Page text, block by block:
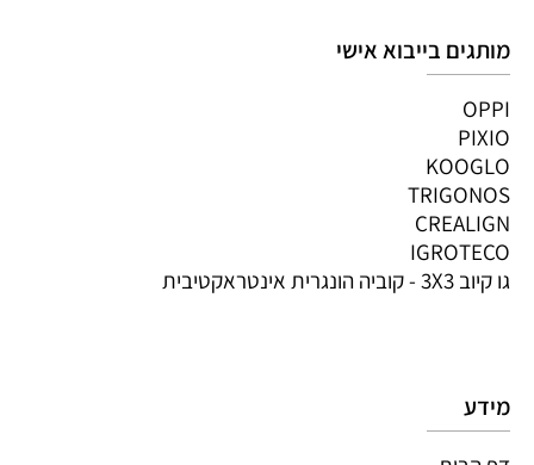
מותגים בייבוא אישי
OPPI
PIXIO
KOOGLO
TRIGONOS
CREALIGN
IGROTECO
גו קיוב 3X3 - קוביה הונגרית אינטראקטיבית
מידע